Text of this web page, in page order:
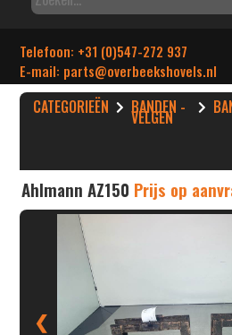
Telefoon: +31 (0)547-272 937
E-mail: parts@overbeekshovels.nl
CATEGORIEËN BANDEN -
VELGEN
Ahlmann AZ150 Prijs op
❮